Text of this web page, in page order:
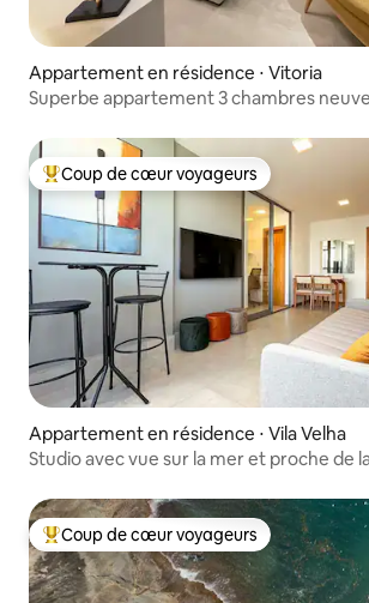
Appartement en résidence ⋅ Vitoria
Superbe appartement 3 chambres
Coups de cœur voyageurs les plus
Coup de cœur voyageurs
Appartement en résidence ⋅ Vila Velha
Studio avec vue sur la mer et proche de
Coups de cœur voyageurs les plus
Coup de cœur voyageurs